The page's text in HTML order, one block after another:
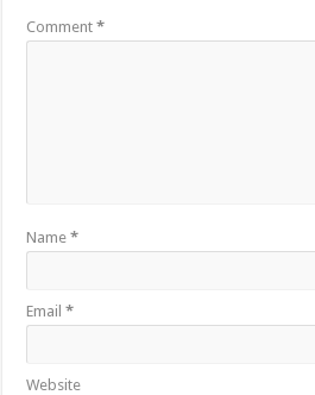
Comment*
Name*
Email*
Website